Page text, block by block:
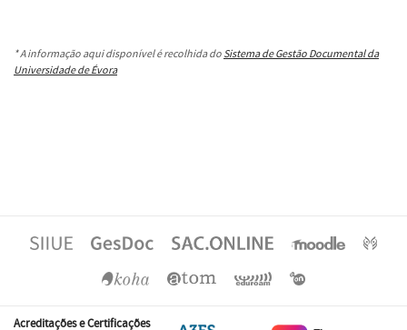
* A informação aqui disponível é recolhida do Sistema de Gestão Documental da
Universidade de Évora
Acreditações e Certificações